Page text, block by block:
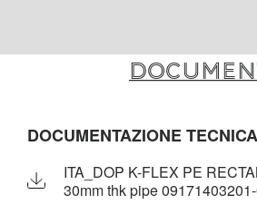
DOCUMENTAZIONE TECNICA
ITA_DOP K-FLEX PE
30mm thk pipe